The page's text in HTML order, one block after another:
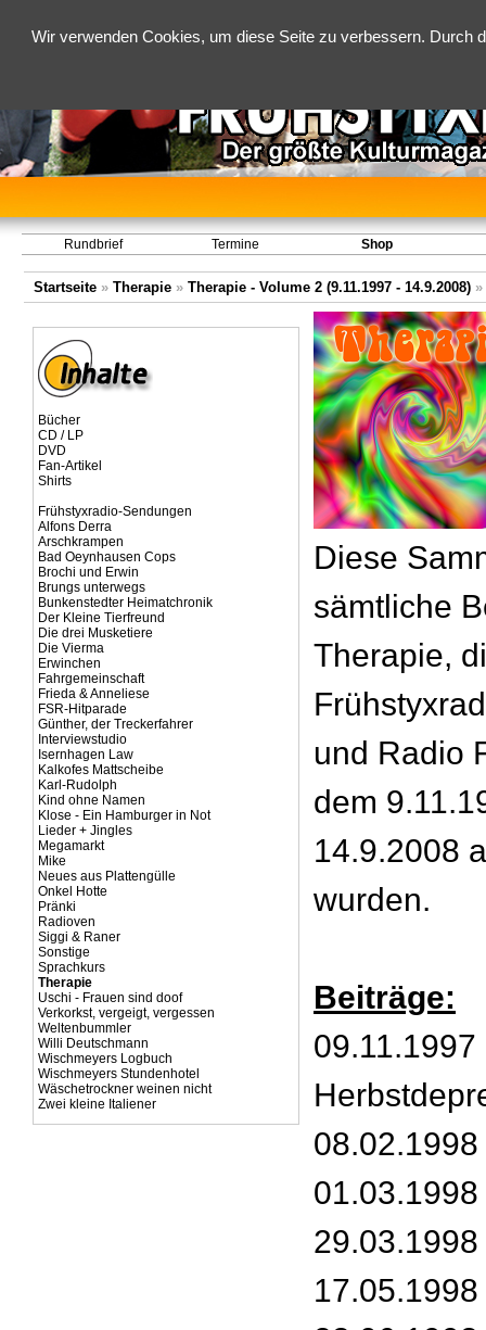
Wir verwenden Cookies, um diese Seite zu verbessern.
Rundbrief Termine Shop
Startseite » Therapie » Therapie - Volume 2 (9.11.1997 - 14.9.2008) »
Bücher
CD / LP
DVD
Fan-Artikel
Shirts
Frühstyxradio-Sendungen
Alfons Derra
Arschkrampen
Bad Oeynhausen Cops
Brochi und Erwin
Brungs unterwegs
Bunkenstedter Heimatchronik
Der Kleine Tierfreund
Die drei Musketiere
Die Vierma
Erwinchen
Fahrgemeinschaft
Frieda & Anneliese
FSR-Hitparade
Günther, der Treckerfahrer
Interviewstudio
Isernhagen Law
Kalkofes Mattscheibe
Karl-Rudolph
Kind ohne Namen
Klose - Ein Hamburger in Not
Lieder + Jingles
Megamarkt
Mike
Neues aus Plattengülle
Onkel Hotte
Pränki
Radioven
Siggi & Raner
Sonstige
Sprachkurs
Therapie
Uschi - Frauen sind doof
Verkorkst, vergeigt, vergessen
Weltenbummler
Willi Deutschmann
Wischmeyers Logbuch
Wischmeyers Stundenhotel
Wäschetrockner weinen nicht
Zwei kleine Italiener
Diese
sämtliche
Therapie,
und Radio
dem
14.9.2008
wurden.
Beiträge:
09.11.1997